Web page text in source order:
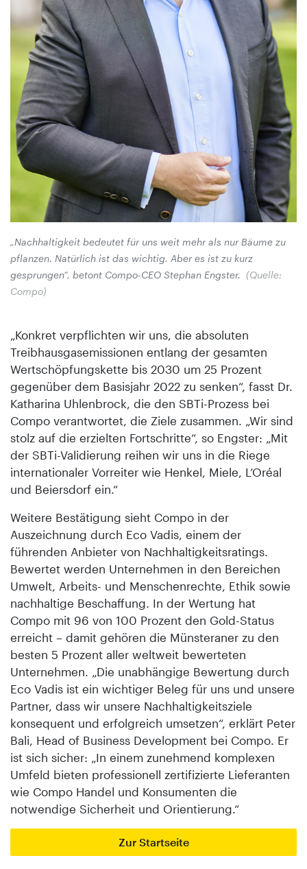
„Nachhaltigkeit bedeutet für uns weit mehr als nur Bäume zu
pflanzen. Natürlich ist das wichtig. Aber es ist zu kurz
gesprungen“, betont Compo-CEO Stephan Engster. (Quelle:
Compo)
„Konkret verpflichten wir uns, die absoluten
Treibhausgasemissionen entlang der gesamten
Wertschöpfungskette bis 2030 um 25 Prozent
gegenüber dem Basisjahr 2022 zu senken“, fasst Dr.
Katharina Uhlenbrock, die den SBTi-Prozess bei
Compo verantwortet, die Ziele zusammen. „Wir sind
stolz auf die erzielten Fortschritte“, so Engster: „Mit
der SBTi-Validierung reihen wir uns in die Riege
internationaler Vorreiter wie Henkel, Miele, L’Oréal
und Beiersdorf ein.“
Weitere Bestätigung sieht Compo in der
Auszeichnung durch Eco Vadis, einem der
führenden Anbieter von Nachhaltigkeitsratings.
Bewertet werden Unternehmen in den Bereichen
Umwelt, Arbeits- und Menschenrechte, Ethik sowie
nachhaltige Beschaffung. In der Wertung hat
Compo mit 96 von 100 Prozent den Gold-Status
erreicht – damit gehören die Münsteraner zu den
besten 5 Prozent aller weltweit bewerteten
Unternehmen. „Die unabhängige Bewertung durch
Eco Vadis ist ein wichtiger Beleg für uns und unsere
Partner, dass wir unsere Nachhaltigkeitsziele
konsequent und erfolgreich umsetzen“, erklärt Peter
Bali, Head of Business Development bei Compo. Er
ist sich sicher: „In einem zunehmend komplexen
Umfeld bieten professionell zertifizierte Lieferanten
wie Compo Handel und Konsumenten die
notwendige Sicherheit und Orientierung.“
Zur Startseite